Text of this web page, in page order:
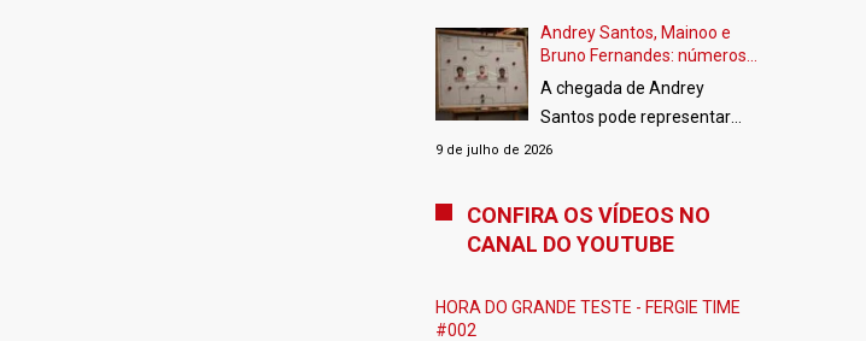
torcedores. Embora o clube
não divulgue oficialmente os
vencimentos de seus
atletas, plataformas
especializadas fazem
documentos públicos,
demonstrações financeiras
[…]
Andrey Santos, Mainoo e
Bruno Fernandes: números
apontam encaixe do
brasileiro no Manchester
United
A chegada de Andrey
Santos pode representar
muito mais do que apenas
Manchester United. Os
dados da DataMB indicam
complementam quase
9 de julho de 2026
CONFIRA OS VÍDEOS NO
CANAL DO YOUTUBE
HORA DO GRANDE TESTE - FERGIE TIME
#002